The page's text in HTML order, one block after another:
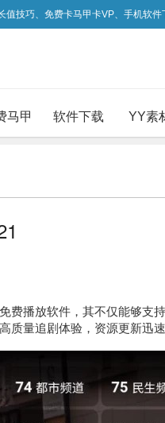
技巧、免费卡马甲卡VP、手机软
马甲 软件下载 YY素
费播放软件，其不仅能够支
量追剧体验，资源更新迅